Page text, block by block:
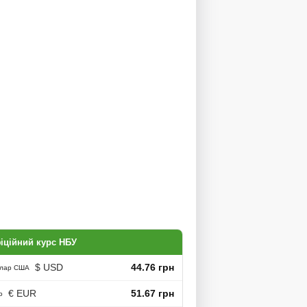
курс НБУ
США $ USD 44.76 грн
€ EUR 51.67 грн